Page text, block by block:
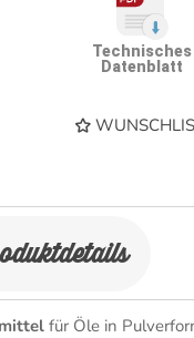
Technisches
Datenblatt
für Öle in